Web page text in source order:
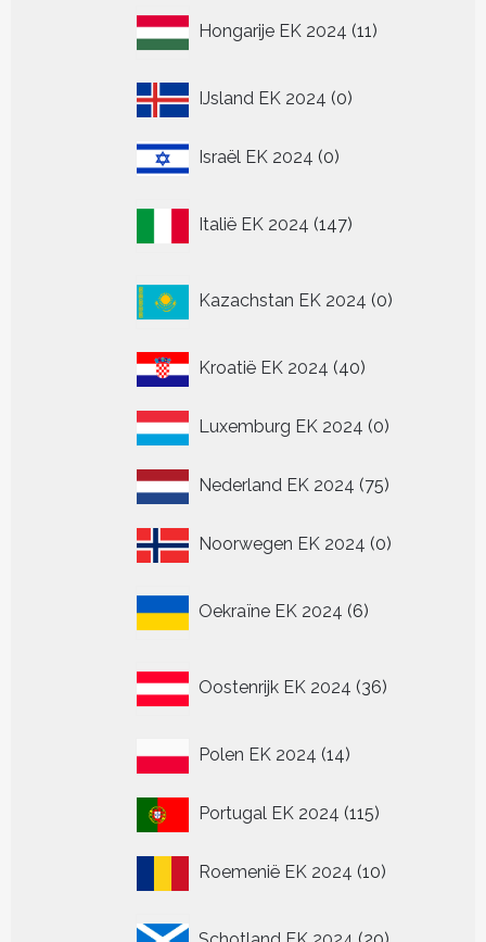
Hongarije EK 2024 11
producten
IJsland EK 2024 00
Israël EK 2024 00
Italië EK 2024 147
producten
Kazachstan EK 2024 0
producten
Kroatië EK 2024 4040
Luxemburg EK 2024 00
Nederland EK 2024 7575
Noorwegen EK 2024 00
Oekraïne EK 2024 6
producten
Oostenrijk EK 2024 36
producten
Polen EK 2024 1414
Portugal EK 2024 115115
Roemenië EK 2024 1010